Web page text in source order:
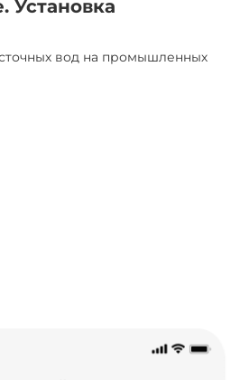
Установка
вод на промышленных